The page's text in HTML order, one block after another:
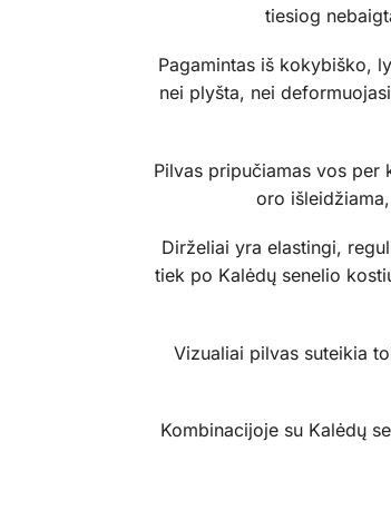
tiesiog
Pagamintas iš kokybiško,
nei plyšta, nei
Pilvas pripučiamas vos per
oro
Dirželiai yra elastingi,
tiek po Kalėdų senelio
Vizualiai pilvas suteikia
Kombinacijoje su Kalėdų